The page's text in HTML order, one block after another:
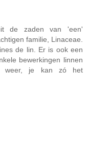
de zaden van 'een'
familie, Linaceae.
de lin. Er is ook een
bewerkingen linnen
weer, je kan zó het